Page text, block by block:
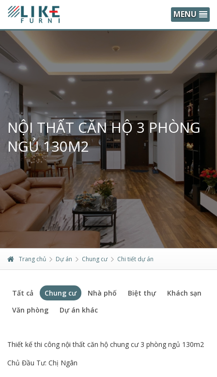
MENU
NỘI THẤT CĂN HỘ 3 PHÒNG
NGỦ 130M2
Trang chủ Dự án Chung cư Chi tiết dự án
Tất cả Chung cư Nhà phố Biệt thự
Khách sạn
Văn phòng
Dự án khác
Thiết kế thi công nội thất căn hộ chung cư 3 phòng ngủ 130m2
Chủ Đầu Tư: Chị Ngân